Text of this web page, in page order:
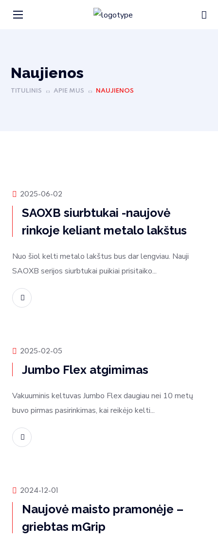
Naujienos
TITULINIS APIE MUS NAUJIENOS
Rinkos naujienos
2025-06-02
SAOXB siurbtukai -naujovė
rinkoje keliant metalo lakštus
Nuo šiol kelti metalo lakštus bus dar lengviau. Nauji
SAOXB serijos siurbtukai puikiai prisitaiko...
Produktų naujienos
2025-02-05
Jumbo Flex atgimimas
Vakuuminis keltuvas Jumbo Flex daugiau nei 10 metų
buvo pirmas pasirinkimas, kai reikėjo kelti...
Rinkos naujienos
2024-12-01
Naujovė maisto pramonėje –
griebtas mGrip